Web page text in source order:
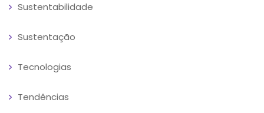
Sustentabilidade
Sustentação
Tecnologias
Tendências